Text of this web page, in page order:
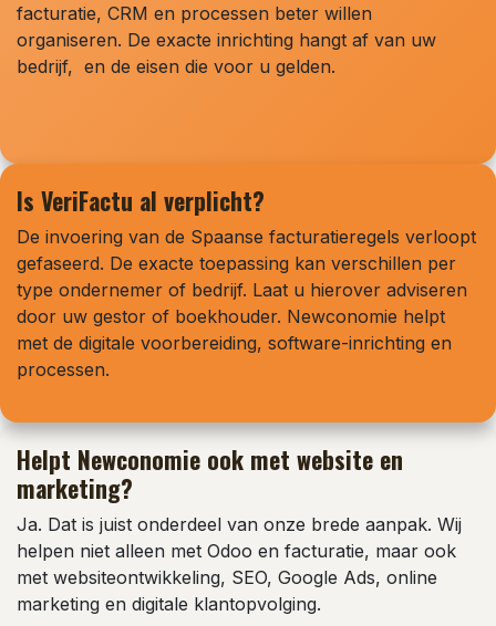
facturatie, CRM en processen beter willen
organiseren. De exacte inrichting hangt af van uw
bedrijf, en de eisen die voor u gelden.
Is VeriFactu al verplicht?
De invoering van de Spaanse facturatieregels verloopt
gefaseerd. De exacte toepassing kan verschillen per
type ondernemer of bedrijf. Laat u hierover adviseren
door uw gestor of boekhouder. Newconomie helpt
met de digitale voorbereiding, software-inrichting en
processen.
Helpt Newconomie ook met website en
marketing?
Ja. Dat is juist onderdeel van onze brede aanpak. Wij
helpen niet alleen met Odoo en facturatie, maar ook
met websiteontwikkeling, SEO, Google Ads, online
marketing en digitale klantopvolging.